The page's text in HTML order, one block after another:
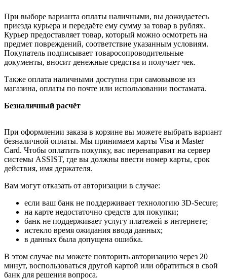
При выборе варианта оплаты наличными, вы дожидаетесь
приезда курьера и передаёте ему сумму за товар в рублях.
Курьер предоставляет товар, который можно осмотреть на
предмет повреждений, соответствие указанным условиям.
Покупатель подписывает товаросопроводительные
документы, вносит денежные средства и получает чек.
Также оплата наличными доступна при самовывозе из
магазина, оплаты по почте или использовании постамата.
Безналичный расчёт
При оформлении заказа в корзине вы можете выбрать вариант
безналичной оплаты. Мы принимаем карты Visa и Master
Card. Чтобы оплатить покупку, вас перенаправит на сервер
системы ASSIST, где вы должны ввести номер карты, срок
действия, имя держателя.
Вам могут отказать от авторизации в случае:
если ваш банк не поддерживает технологию 3D-Secure;
на карте недостаточно средств для покупки;
банк не поддерживает услугу платежей в интернете;
истекло время ожидания ввода данных;
в данных была допущена ошибка.
В этом случае вы можете повторить авторизацию через 20
минут, воспользоваться другой картой или обратиться в свой
банк для решения вопроса.